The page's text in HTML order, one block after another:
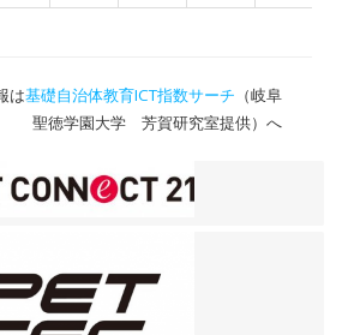
は基礎自治体教育ICT指数サーチ （岐阜
聖徳学園大学 芳賀研究室提供）へ